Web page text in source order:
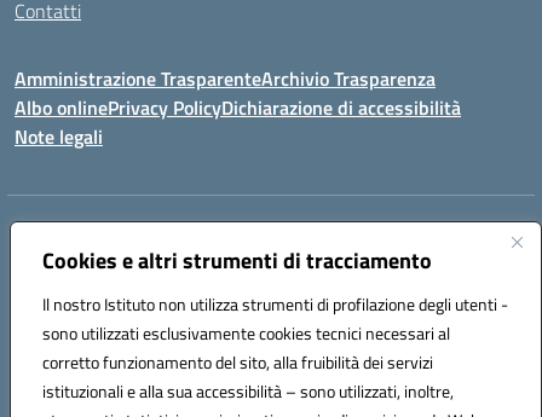
Cookies e altri strumenti di tracciamento
Il nostro Istituto non utilizza strumenti di profilazione degli utenti -
sono utilizzati esclusivamente cookies tecnici necessari al
corretto funzionamento del sito, alla fruibilità dei servizi
istituzionali e alla sua accessibilità – sono utilizzati, inoltre,
Contatti
Amministrazione TrasparenteArchivio Trasparenza
Albo onlinePrivacy PolicyDichiarazione di accessibilità
Note legali
Indirizzo:
Centralino:096721161 Email:czic869004@istruzione.it
Codice fiscale: 84000710792
Codice meccanografico:
CZIC869004
Codice unico di fatturazione (CUF): UFKGA0